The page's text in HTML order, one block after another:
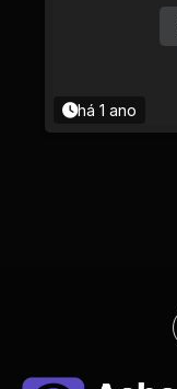
há 1 ano